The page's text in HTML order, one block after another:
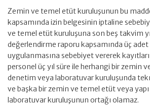
Zemin ve temel etüt kuruluşunun bu
kapsamında izin belgesinin iptaline
ve temel etüt kuruluşuna son beş takvim
değerlendirme raporu kapsamında üç adet
uygulanmasına sebebiyet vererek
personel üç yıl süre ile herhangi bir zemin
denetim veya laboratuvar kuruluşunda
ve başka bir zemin ve temel etüt veya
laboratuvar kuruluşunun ortağı olamaz.